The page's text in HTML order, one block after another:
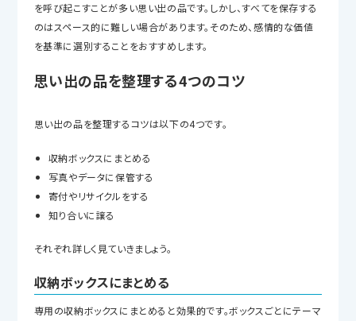
を呼び起こすことが多い思い出の品です。しかし、すべてを保存する
のはスペース的に難しい場合があります。そのため、感情的な価値
を基準に選別することをおすすめします。
思い出の品を整理する4つのコツ
思い出の品を整理するコツは以下の4つです。
収納ボックスにまとめる
写真やデータに保管する
寄付やリサイクルをする
知り合いに譲る
それぞれ詳しく見ていきましょう。
収納ボックスにまとめる
専用の収納ボックスにまとめると効果的です。ボックスごとにテーマ